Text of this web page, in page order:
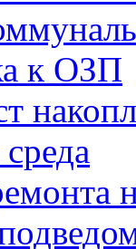
к ОЗП